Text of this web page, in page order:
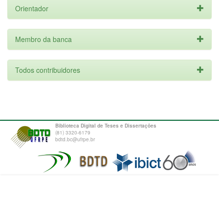
Orientador
Membro da banca
Todos contribuidores
Biblioteca Digital de Teses e Dissertações
(81) 3320-6179
bdtd.bc@ufrpe.br